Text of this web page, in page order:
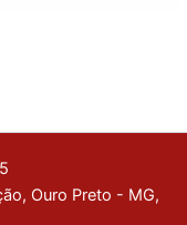
Ouro Preto - MG,